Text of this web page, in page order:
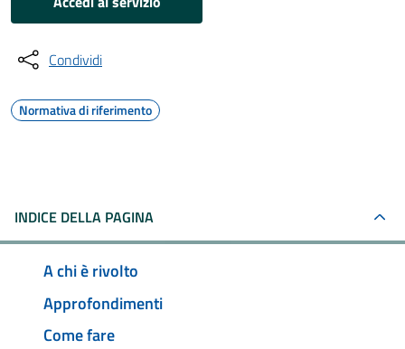
Condividi
Normativa di riferimento
INDICE DELLA PAGINA
A chi è rivolto
Approfondimenti
Come fare